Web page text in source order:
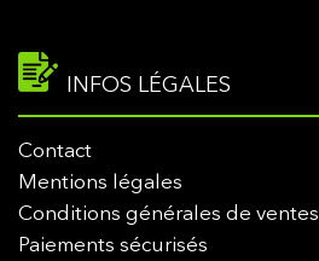
INFOS LÉGALES
Contact
Mentions légales
Conditions générales de ventes
Paiements sécurisés